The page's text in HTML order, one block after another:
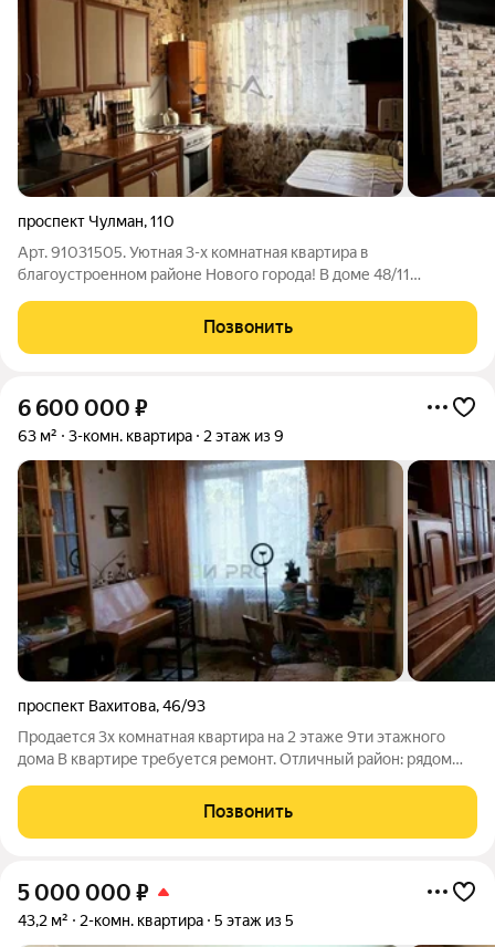
проспект Чулман,110
Арт. 91031505. Уютная 3-х комнатная квартира в
благоустроенном районе Нового города! В доме 48/11
хорошем состоянии. Отличное предложение для тех, кто ищет
комфортное жилье в развитом
Позвонить
6 600 000 ₽
63 м² 3-комн. квартира 2 этаж из 9
проспект Вахитова,46/93
Продается 3х комнатная квартира на 2 этаже 9ти этажного
дома В квартире требуется ремонт. Отличный район: рядом
все в шаговой доступности, один взрослый собственник, без
долгов и обременений.
Позвонить
5 000 000 ₽
43,2 м² 2-комн. квартира 5 этаж из 5